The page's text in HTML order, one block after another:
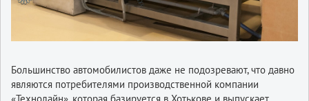
Большинство автомобилистов даже не подозревают, что давно
являются потребителями производственной компании